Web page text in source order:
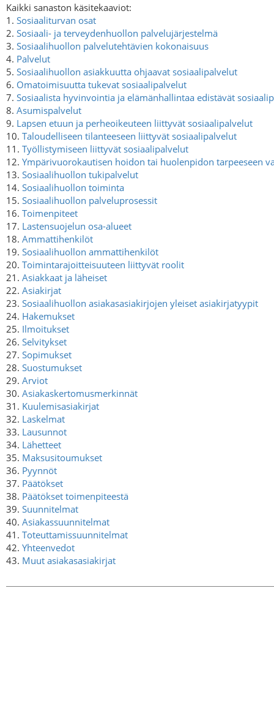
Kaikki sanaston käsitekaaviot:
1. Sosiaaliturvan osat
2. Sosiaali- ja terveydenhuollon palvelujärjestelmä
3. Sosiaalihuollon palvelutehtävien kokonaisuus
4. Palvelut
5. Sosiaalihuollon asiakkuutta ohjaavat sosiaalipalvelut
6. Omatoimisuutta tukevat sosiaalipalvelut
7. Sosiaalista hyvinvointia ja elämänhallintaa edistävät
8. Asumispalvelut
9. Lapsen etuun ja perheoikeuteen liittyvät sosiaalipalvelut
10. Taloudelliseen tilanteeseen liittyvät sosiaalipalvelut
11. Työllistymiseen liittyvät sosiaalipalvelut
12. Ympärivuorokautisen hoidon tai huolenpidon tarpeeseen
13. Sosiaalihuollon tukipalvelut
14. Sosiaalihuollon toiminta
15. Sosiaalihuollon palveluprosessit
16. Toimenpiteet
17. Lastensuojelun osa-alueet
18. Ammattihenkilöt
19. Sosiaalihuollon ammattihenkilöt
20. Toimintarajoitteisuuteen liittyvät roolit
21. Asiakkaat ja läheiset
22. Asiakirjat
23. Sosiaalihuollon asiakasasiakirjojen yleiset asiakirjatyypit
24. Hakemukset
25. Ilmoitukset
26. Selvitykset
27. Sopimukset
28. Suostumukset
29. Arviot
30. Asiakaskertomusmerkinnät
31. Kuulemisasiakirjat
32. Laskelmat
33. Lausunnot
34. Lähetteet
35. Maksusitoumukset
36. Pyynnöt
37. Päätökset
38. Päätökset toimenpiteestä
39. Suunnitelmat
40. Asiakassuunnitelmat
41. Toteuttamissuunnitelmat
42. Yhteenvedot
43. Muut asiakasasiakirjat